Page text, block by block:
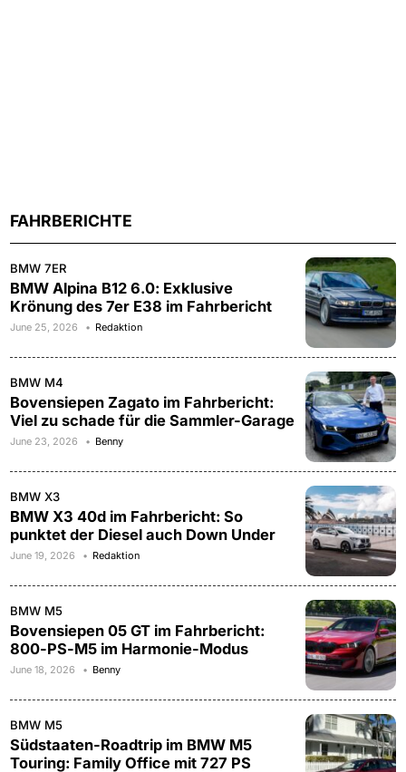
FAHRBERICHTE
BMW 7ER
BMW Alpina B12 6.0: Exklusive
Krönung des 7er E38 im Fahrbericht
June 25, 2026 Redaktion
BMW M4
Bovensiepen Zagato im Fahrbericht:
Viel zu schade für die Sammler-Garage
June 23, 2026 Benny
BMW X3
BMW X3 40d im Fahrbericht: So
punktet der Diesel auch Down Under
June 19, 2026 Redaktion
BMW M5
Bovensiepen 05 GT im Fahrbericht:
800-PS-M5 im Harmonie-Modus
June 18, 2026 Benny
BMW M5
Südstaaten-Roadtrip im BMW M5
Touring: Family Office mit 727 PS